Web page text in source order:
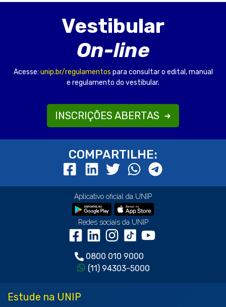
Vestibular
On-line
Acesse: unip.br/regulamentos para consultar o edital, manual
e regulamento do vestibular.
INSCRIÇÕES ABERTAS
COMPARTILHE:
Aplicativo oficial da UNIP
Redes sociais da UNIP
0800 010 9000
(11) 94303-5000
Estude na UNIP